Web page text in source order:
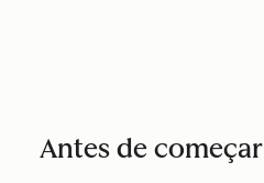
Antes de começar